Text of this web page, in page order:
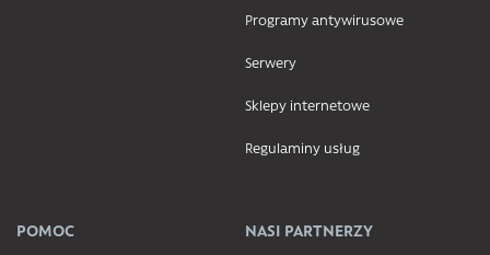
Programy antywirusowe
Serwery
Sklepy internetowe
Regulaminy usług
POMOC NASI PARTNERZY